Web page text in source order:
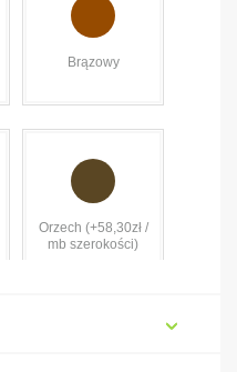
Brązowy
Orzech (+58,30zł /
mb szerokości)